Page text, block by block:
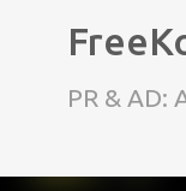
PR &